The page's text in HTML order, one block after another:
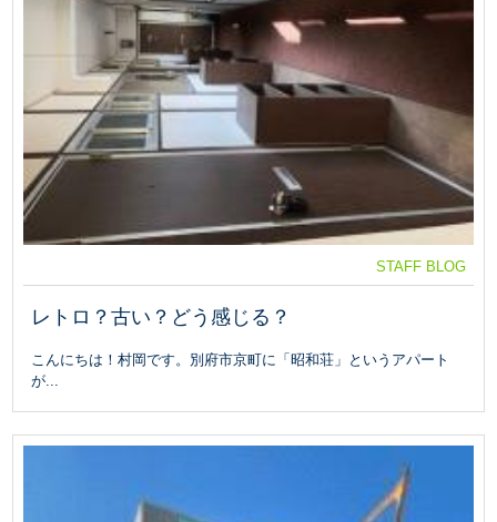
STAFF BLOG
レトロ？古い？どう感じる？
こんにちは！村岡です。別府市京町に「昭和荘」というアパート
が...